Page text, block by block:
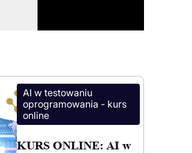
AI w testowaniu
oprogramowania - kurs
online
KURS ONLINE: AI w